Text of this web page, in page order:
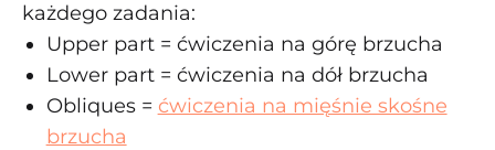
każdego zadania:
Upper part = ćwiczenia na górę brzucha
Lower part = ćwiczenia na dół brzucha
Obliques = ćwiczenia na mięśnie skośne
brzucha